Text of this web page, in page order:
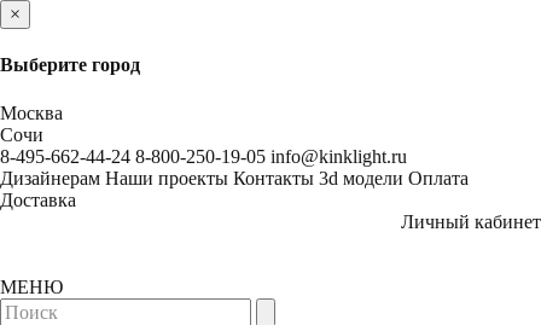
×
Выберите город
Москва
Сочи
8-495-662-44-24 8-800-250-19-05 info@kinklight.ru
Дизайнерам Наши проекты Контакты 3d модели Оплата
Доставка
Личный кабинет
МЕНЮ